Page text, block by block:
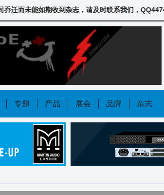
而未能如期收到杂志，请及时联系我们，
专题 产品 展会 品牌 杂志